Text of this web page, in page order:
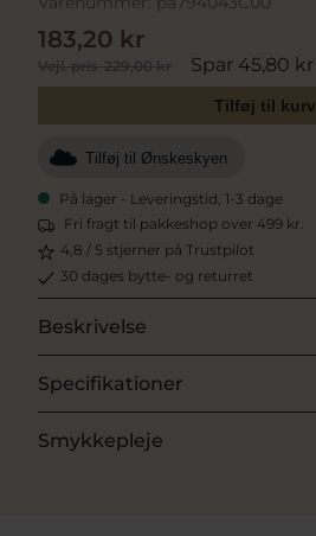
Vejl. pris229,00 kr Spar 45,80 kr
183,20 kr
Tilføj til kurv
Tilføj til Ønskeskyen
På lager - Leveringstid, 1-3 dage
Fri fragt til pakkeshop over 499 kr.
4,8 / 5 stjerner på Trustpilot
30 dages bytte- og returret
Beskrivelse
Specifikationer
Smykkepleje